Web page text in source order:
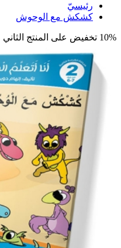
رئيسيّ
كشكش مع الوحوش
10% تخفيض على المنتج الثاني